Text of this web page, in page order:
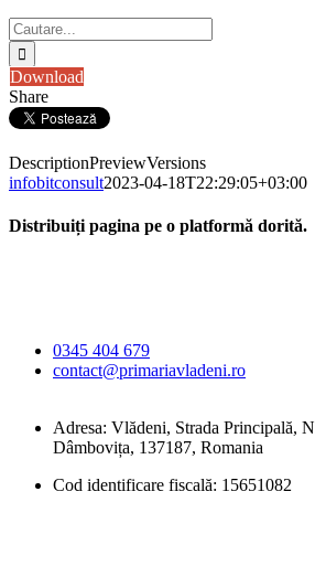
Cautare...
Download
Share
DescriptionPreviewVersions
infobitconsult2023-04-18T22:29:05+03:00
Distribuiți pagina pe o platformă dorită.
0345 404 679
contact@primariavladeni.ro
Adresa: Vlădeni, Strada Principală,
Dâmbovița, 137187, Romania
Cod identificare fiscală: 15651082